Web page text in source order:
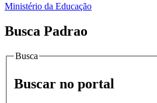
Ministério da Educação
Busca Padrao
Busca
Buscar no portal